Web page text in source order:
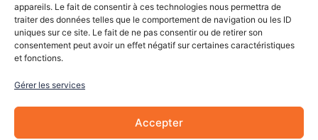
appareils. Le fait de consentir à ces technologies nous permettra de
traiter des données telles que le comportement de navigation ou les ID
uniques sur ce site. Le fait de ne pas consentir ou de retirer son
consentement peut avoir un effet négatif sur certaines caractéristiques
et fonctions.
Gérer les services
Accepter
Mes adresses
Mon panier
Informations
À Propos de nous
Blog